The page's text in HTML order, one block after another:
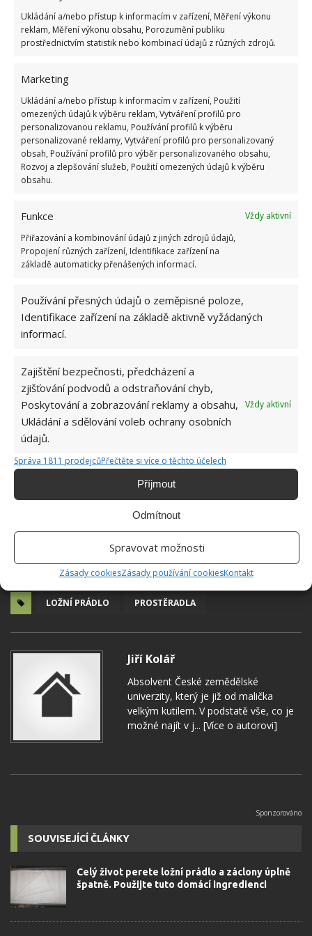
Ukládání a/nebo přístup k informacím v zařízení, Měření výkonu
reklam, Měření výkonu obsahu, Porozumění publiku
prostřednictvím statistik nebo kombinací údajů z různých zdrojů.
Marketing
Ukládání a/nebo přístup k informacím v zařízení, Použití
omezených údajů k výběru reklam, Vytváření profilů pro
personalizovanou reklamu, Používání profilů k výběru
personalizované reklamy, Vytváření profilů pro personalizovaný
obsah, Používání profilů pro výběr personalizovaného obsahu,
Rozvoj a zlepšování služeb, Použití omezených údajů k výběru
obsahu.
Funkce
Vždy aktivní
Přiřazování a kombinování údajů z jiných zdrojů údajů,
Propojení různých zařízení, Identifikace zařízení na
základě automaticky přenášených informací.
Používání přesných údajů o zeměpisné poloze,
Identifikace zařízení na základě aktivně vyžádaných
informací.
Zajištění bezpečnosti, předcházení a
zjišťování podvodů a odstraňování chyb,
Poskytování a zobrazování reklamy a obsahu,
Ukládání a sdělování voleb ochrany osobních
údajů.
Vždy aktivní
Správa 1811 prodejcůPřečtěte si více o těchto účelech
Příjmout
Odmítnout
Spravovat možnosti
Zásady cookiesZásady používání cookiesKontakt
Zdroj:Viralife
LOŽNÍ PRÁDLO PROSTĚRADLA
Jiří Kolář
Absolvent České zemědělské
univerzity, který je již od malička
velkým kutilem. V podstatě vše, co je
možné najít v j... [Více o autorovi]
SOUVISEJÍCÍ ČLÁNKY
Celý život perete ložní prádlo a záclony úplně
špatně. Použijte tuto domácí ingredienci